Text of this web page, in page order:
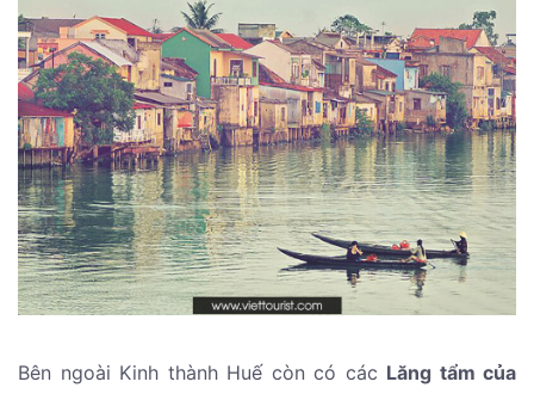
Bên ngoài Kinh thành Huế còn có các Lăng tẩm của